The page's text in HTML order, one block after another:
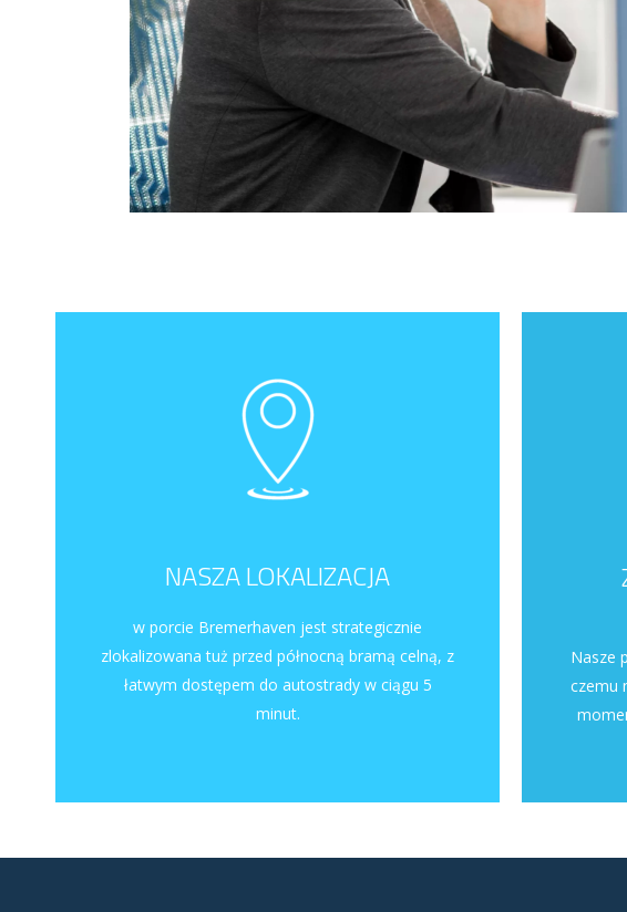
NASZA LOKALIZACJA
w porcie Bremerhaven jest strategicznie
zlokalizowana tuż przed północną bramą celną, z
łatwym dostępem do autostrady w ciągu 5
minut.
Nasze
czemu